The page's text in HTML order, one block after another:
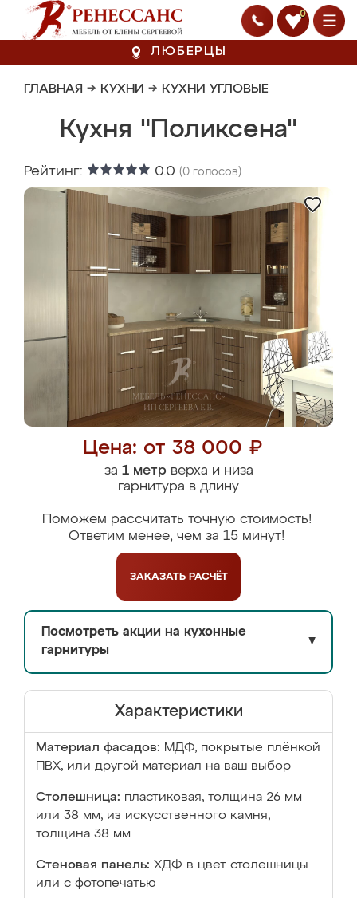
0
ЛЮБЕРЦЫ
ГЛАВНАЯ → КУХНИ → КУХНИ УГЛОВЫЕ
Кухня "Поликсена"
Рейтинг: 0.0 (0 голосов)
Цена: от 38 000 ₽
за 1 метрверха и низа
гарнитура в длину
Поможем рассчитать точную стоимость!
Ответим менее, чем за 15 минут!
ЗАКАЗАТЬ РАСЧЁТ
Посмотреть акции на кухонные
гарнитуры
▼
Характеристики
Материал фасадов: МДФ, покрытые плёнкой
ПВХ, или другой материал на ваш выбор
Столешница: пластиковая, толщина 26 мм
или 38 мм; из искусственного камня,
толщина 38 мм
Стеновая панель: ХДФ в цвет столешницы
или с фотопечатью